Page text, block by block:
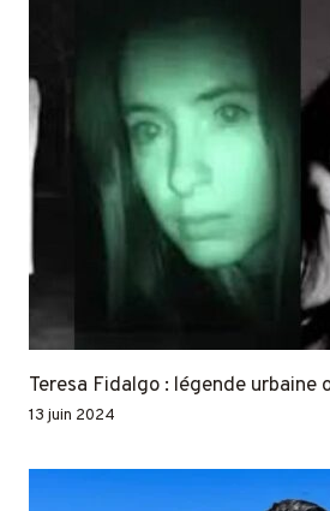
Teresa Fidalgo : légende urbaine
13 juin 2024